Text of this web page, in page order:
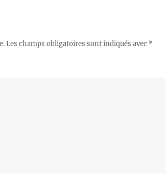
Les champs obligatoires sont indiqués avec *